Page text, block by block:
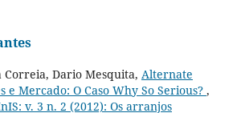
Correia, Dario Mesquita, Alternate
e Mercado: O Caso Why So Serious? ,
v. 3 n. 2 (2012): Os arranjos